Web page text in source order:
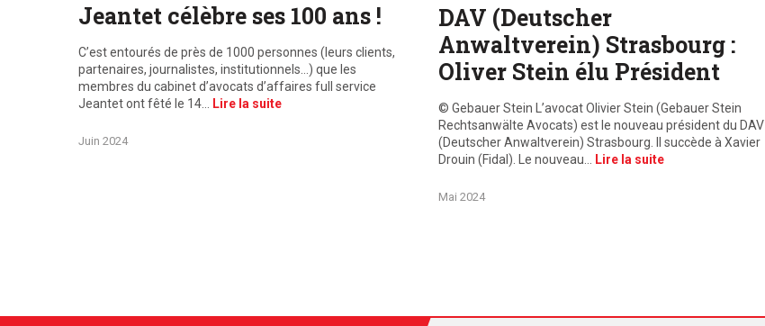
Jeantet célèbre ses 100 ans !
C’est entourés de près de 1000 personnes (leurs clients,
partenaires, journalistes, institutionnels…) que les
membres du cabinet d’avocats d’affaires full service
Jeantet ont fêté le 14…
Lire la suite
Juin 2024
DAV (Deutscher
Anwaltverein) Strasbourg :
Oliver Stein élu Président
© Gebauer Stein L’avocat Olivier Stein (Gebauer Stein
Rechtsanwälte Avocats) est le nouveau président du DAV
(Deutscher Anwaltverein) Strasbourg. Il succède à Xavier
Drouin (Fidal). Le nouveau…
Lire la suite
Mai 2024